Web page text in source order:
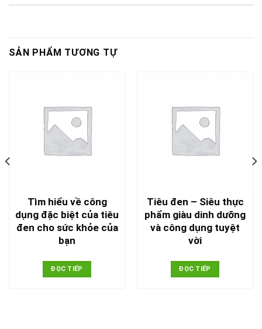
SẢN PHẨM TƯƠNG TỰ
Tìm hiểu về công
dụng đặc biệt của tiêu
đen cho sức khỏe của
bạn
ĐỌC TIẾP
Tiêu đen – Siêu thực
phẩm giàu dinh dưỡng
và công dụng tuyệt
vời
ĐỌC TIẾP